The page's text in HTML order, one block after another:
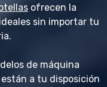
ofrecen la
sin importar tu
de máquina
a tu disposición